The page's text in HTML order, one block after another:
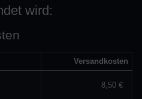
wird:
Versandkosten
8,50 €